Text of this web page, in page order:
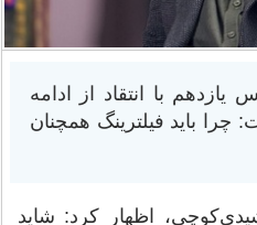
با انتقاد از ادامه
باید فیلترینگ همچنان
اظهار کرد: شاید